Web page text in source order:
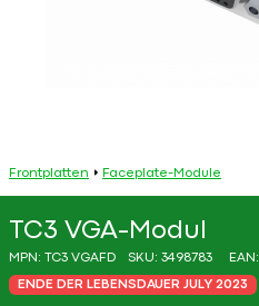
Frontplatten Faceplate-Module
TC3 VGA-Modul
MPN: TC3 VGAFD SKU: 3498783 EAN:
ENDE DER LEBENSDAUER JULY 2023